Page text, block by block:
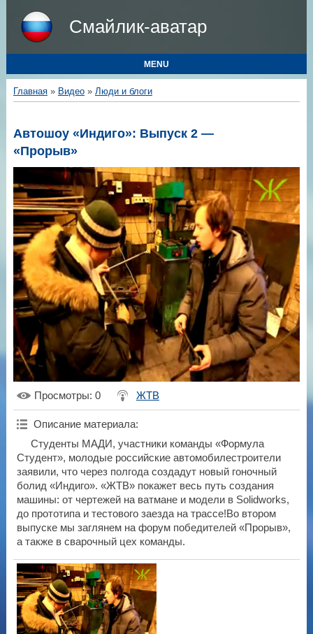
Смайлик-аватар
MENU
Главная» Видео» Люди и блоги
Автошоу «Индиго»: Выпуск 2 —
«Прорыв»
Просмотры: 0 ЖТВ
Описание материала:
Студенты МАДИ, участники команды «Формула
Студент», молодые российские автомобилестроители
заявили, что через полгода создадут новый гоночный
болид «Индиго». «ЖТВ» покажет весь путь создания
машины: от чертежей на ватмане и модели в Solidworks,
до прототипа и тестового заезда на трассе!Во втором
выпуске мы заглянем на форум победителей «Прорыв»,
а также в сварочный цех команды.